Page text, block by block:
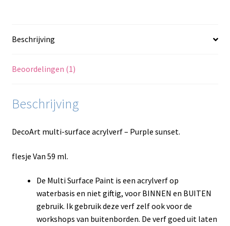
Beschrijving
Beoordelingen (1)
Beschrijving
DecoArt multi-surface acrylverf – Purple sunset.
flesje Van 59 ml.
De Multi Surface Paint is een acrylverf op
waterbasis en niet giftig, voor BINNEN en BUITEN
gebruik. Ik gebruik deze verf zelf ook voor de
workshops van buitenborden. De verf goed uit laten